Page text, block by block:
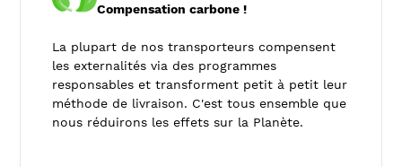
Compensation carbone !
La plupart de nos transporteurs compensent
les externalités via des programmes
responsables et transforment petit à petit leur
méthode de livraison. C'est tous ensemble que
nous réduirons les effets sur la Planète.